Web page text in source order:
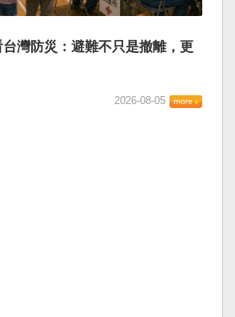
灣防災：避難不只是撤離，更
2026-08-05